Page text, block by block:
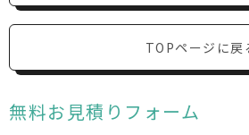
TOPページに戻
無料お見積りフォーム